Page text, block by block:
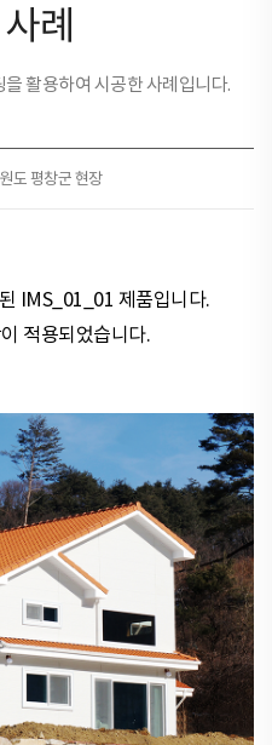
례
활용하여 시공한 사례입니다.
도 평창군 현장
IMS_01_01 제품입니다.
적용되었습니다.